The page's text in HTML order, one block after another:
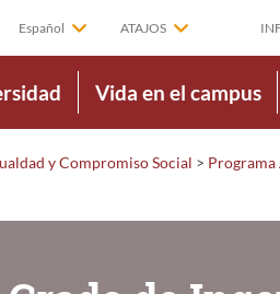
Español ATAJOS
Vida en el campus
y Compromiso Social >